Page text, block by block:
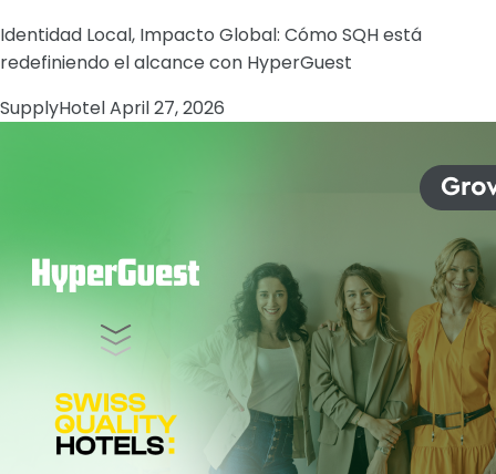
Identidad Local, Impacto Global: Cómo SQH está
redefiniendo el alcance con HyperGuest
SupplyHotelApril 27, 2026